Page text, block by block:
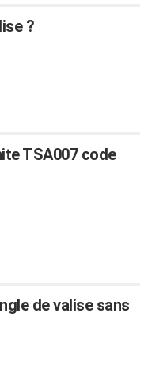
?
TSA007 code
de valise sans